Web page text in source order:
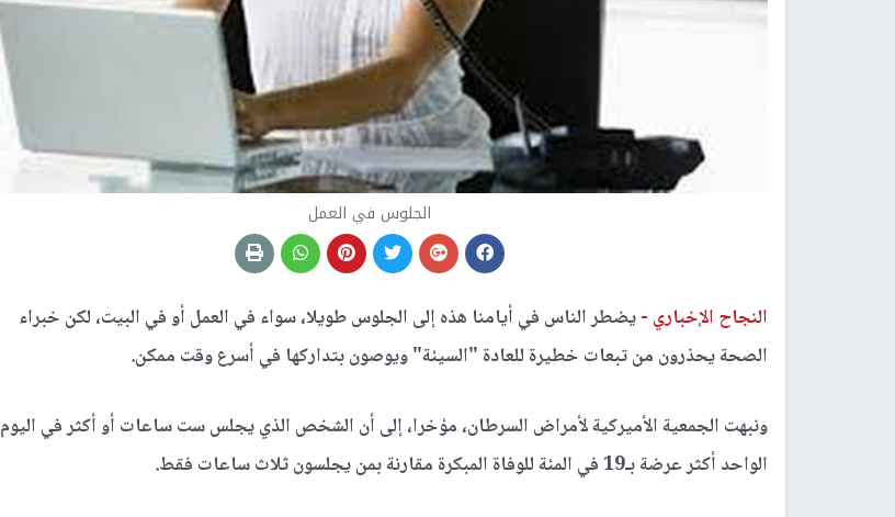
الجلوس في العمل
النجاح الإخباري -يضطر الناس في أيامنا هذه إلى الجلوس طويلا، سواء في العمل أو في البيت، لكن خبراء
الصحة يحذرون من تبعات خطيرة للعادة "السيئة" ويوصون بتداركها في أسرع وقت ممكن.
ونبهت الجمعية الأميركية لأمراض السرطان، مؤخرا، إلى أن الشخص الذي يجلس ست ساعات أو أكثر في اليوم
الواحد أكثر عرضة بـ19 في المئة للوفاة المبكرة مقارنة بمن يجلسون ثلاث ساعات فقط.